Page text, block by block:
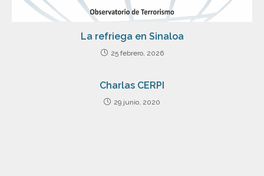
La refriega en Sinaloa
25 febrero, 2026
Charlas CERPI
29 junio, 2020